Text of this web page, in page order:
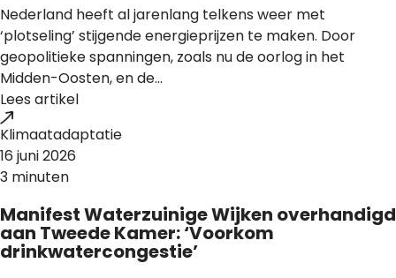
Nederland heeft al jarenlang telkens weer met
‘plotseling’ stijgende energieprijzen te maken. Door
geopolitieke spanningen, zoals nu de oorlog in het
Midden-Oosten, en de...
Lees artikel
Klimaatadaptatie
16 juni 2026
3 minuten
Manifest Waterzuinige Wijken overhandigd
aan Tweede Kamer: ‘Voorkom
drinkwatercongestie’